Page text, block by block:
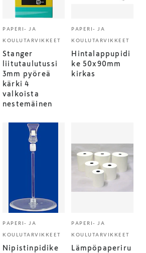
PAPERI- JA
KOULUTARVIKKEET
Stanger
liitutaulutussi
3mm pyöreä
kärki 4
valkoista
nestemäinen
PAPERI- JA
KOULUTARVIKKEET
Hintalappupidi
ke 50x90mm
kirkas
PAPERI- JA
KOULUTARVIKKEET
Nipistinpidike
PAPERI- JA
KOULUTARVIKKEET
Lämpöpaperiru